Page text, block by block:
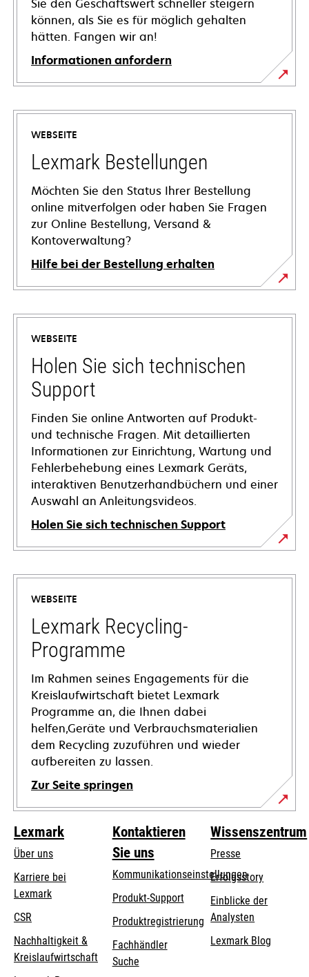
Sie den Geschäftswert schneller steigern
können, als Sie es für möglich gehalten
hätten. Fangen wir an!
Informationen anfordern
WEBSEITE
Lexmark Bestellungen
Möchten Sie den Status Ihrer Bestellung
online mitverfolgen oder haben Sie Fragen
zur Online Bestellung, Versand &
Kontoverwaltung?
Hilfe bei der Bestellung erhalten
WEBSEITE
Holen Sie sich technischen
Support
Finden Sie online Antworten auf Produkt-
und technische Fragen. Mit detaillierten
Informationen zur Einrichtung, Wartung und
Fehlerbehebung eines Lexmark Geräts,
interaktiven Benutzerhandbüchern und einer
Auswahl an Anleitungsvideos.
Holen Sie sich technischen Support
wird
in
neuen
Registerkarte
geöffnet
WEBSEITE
Lexmark Recycling-
Programme
Im Rahmen seines Engagements für die
Kreislaufwirtschaft bietet Lexmark
Programme an, die Ihnen dabei
helfen,Geräte und Verbrauchsmaterialien
dem Recycling zuzuführen und wieder
aufbereiten zu lassen.
Zur Seite springen
Lexmark
Über uns
Karriere bei
Lexmark
CSR
Nachhaltigkeit &
Kreislaufwirtschaft
Kontaktieren
Sie uns
Kommunikationseinstellungen
wird
in
einer
neuen
Registerkarte
Produkt-Supportwird
einer
neuen
Produktregistrierung
Fachhändler
Suche
Wissenszentrum
Presse
Erfolgsstory
Einblicke der
Analysten
Lexmark Blog